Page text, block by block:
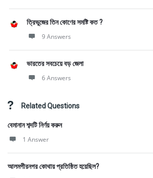
ত্রিভুজের তিন কোণের সমষ্টি কত ?
9 Answers
ভারতের সবচেয়ে বড় জেলা
6 Answers
Related Questions
বেমানান শব্দটি নির্ণয় করুন
1 Answer
আলমগীরনগর কোথায় প্রতিষ্ঠিত হয়েছিল?